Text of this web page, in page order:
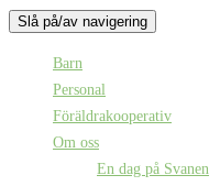
Slå på/av navigering
Barn
Personal
Föräldrakooperativ
Om oss
En dag på Svanen